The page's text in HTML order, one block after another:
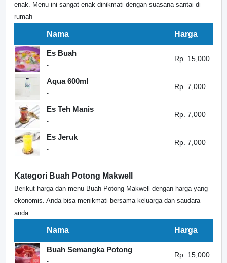
enak. Menu ini sangat enak dinikmati dengan suasana santai di
rumah
Nama Harga
Es Buah
-
Rp. 15,000
Aqua 600ml
-
Rp. 7,000
Es Teh Manis
-
Rp. 7,000
Es Jeruk
-
Rp. 7,000
Kategori Buah Potong Makwell
Berikut harga dan menu Buah Potong Makwell dengan harga yang
ekonomis. Anda bisa menikmati bersama keluarga dan saudara
anda
Nama Harga
Buah Semangka Potong
-
Rp. 15,000